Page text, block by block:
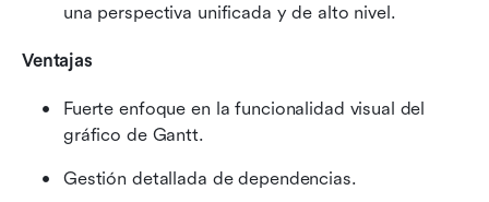
una perspectiva unificada y de alto nivel.
Ventajas
Fuerte enfoque en la funcionalidad visual del
gráfico de Gantt.
Gestión detallada de dependencias.